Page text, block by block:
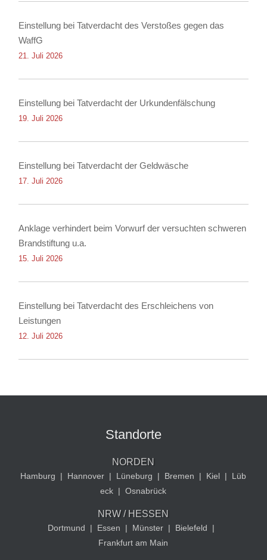
Einstellung bei Tatverdacht des Verstoßes gegen das
WaffG
21. Juli 2026
Einstellung bei Tatverdacht der Urkundenfälschung
19. Juli 2026
Einstellung bei Tatverdacht der Geldwäsche
17. Juli 2026
Anklage verhindert beim Vorwurf der versuchten schweren
Brandstiftung u.a.
15. Juli 2026
Einstellung bei Tatverdacht des Erschleichens von
Leistungen
12. Juli 2026
Standorte
NORDEN
Hamburg | Hannover | Lüneburg | Bremen | Kiel |
Lüb
eck | Osnabrück
NRW / HESSEN
Dortmund | Essen | Münster | Bielefeld
|
Frankfurt am Main